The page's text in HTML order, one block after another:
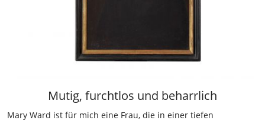
Mutig, furchtlos und beharrlich
Mary Ward ist für mich eine Frau, die in einer tiefen